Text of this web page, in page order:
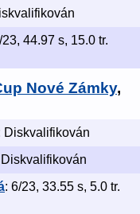
23, 44.97 s, 15.0 tr.
Nové Zámky,
Diskvalifikován
Diskvalifikován
: 6/23, 33.55 s, 5.0 tr.